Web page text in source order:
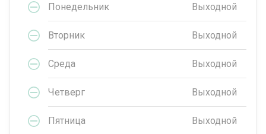
Понедельник Выходной
Вторник Выходной
Среда Выходной
Четверг Выходной
Пятница Выходной